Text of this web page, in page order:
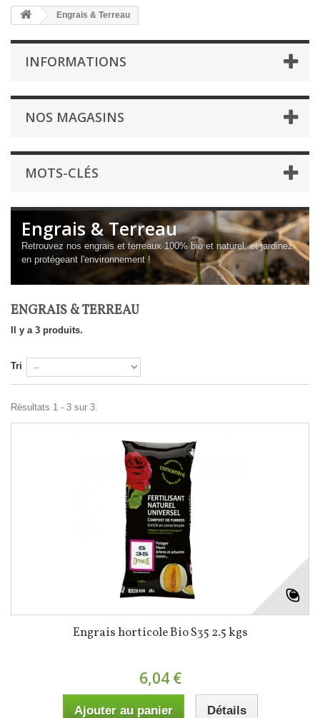
Engrais & Terreau
INFORMATIONS
NOS MAGASINS
MOTS-CLÉS
Engrais & Terreau
Retrouvez nos engrais et terreaux 100% bio et naturel, et jardinez
en protégeant l'environnement !
ENGRAIS & TERREAU
Il y a 3 produits.
Tri
Résultats 1 - 3 sur 3.
Engrais horticole Bio S35 2.5 kgs
6,04 €
Ajouter au panier Détails